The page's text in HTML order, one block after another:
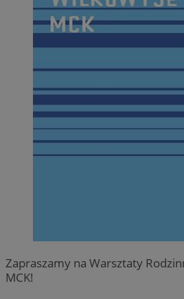
Zapraszamy na Warsztaty
MCK!